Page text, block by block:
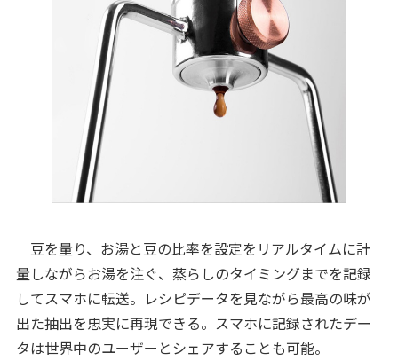
豆を量り、お湯と豆の比率を設定をリアルタイムに計
量しながらお湯を注ぐ、蒸らしのタイミングまでを記録
してスマホに転送。レシピデータを見ながら最高の味が
出た抽出を忠実に再現できる。スマホに記録されたデー
タは世界中のユーザーとシェアすることも可能。